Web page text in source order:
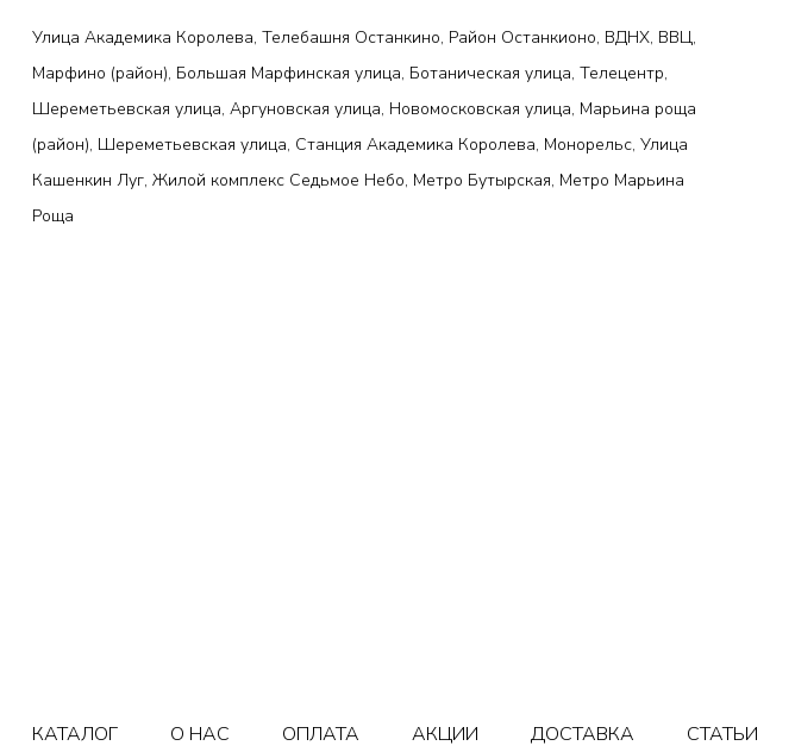
Улица Академика Королева, Телебашня Останкино, Район Останкионо, ВДНХ, ВВЦ,
Марфино (район), Большая Марфинская улица, Ботаническая улица, Телецентр,
Шереметьевская улица, Аргуновская улица, Новомосковская улица, Марьина роща
(район), Шереметьевская улица, Станция Академика Королева, Монорельс, Улица
Кашенкин Луг, Жилой комплекс Седьмое Небо, Метро Бутырская, Метро Марьина
Роща
КАТАЛОГ О НАС ОПЛАТА АКЦИИ ДОСТАВКА СТАТЬИ